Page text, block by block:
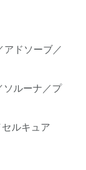
アドソーブ／
ソルーナ／プ
ルキュア